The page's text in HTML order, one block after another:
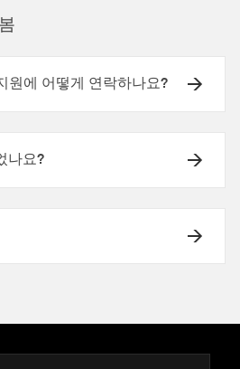
에 어떻게 연락하나요?
나요?